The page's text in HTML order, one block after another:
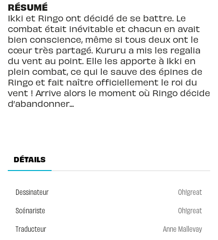
RÉSUMÉ
Ikki et Ringo ont décidé de se battre. Le
combat était inévitable et chacun en avait
bien conscience, même si tous deux ont le
cœur très partagé. Kururu a mis les regalia
du vent au point. Elle les apporte à Ikki en
plein combat, ce qui le sauve des épines de
Ringo et fait naître officiellement le roi du
vent ! Arrive alors le moment où Ringo décide
d’abandonner...
DÉTAILS
Dessinateur
Oh!great
Scénariste
Oh!great
Traducteur
Anne Mallevay